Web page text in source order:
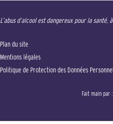
L’abus d’alcool est dangereux pour la
Plan du site
Mentions légales
Politique de Protection des Données
Fait main par :